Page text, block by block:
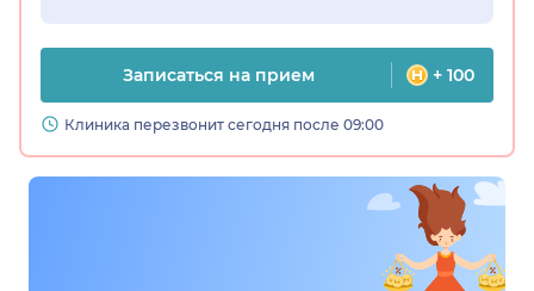
Записаться на прием + 100
Клиника перезвонит сегодня после 09:00